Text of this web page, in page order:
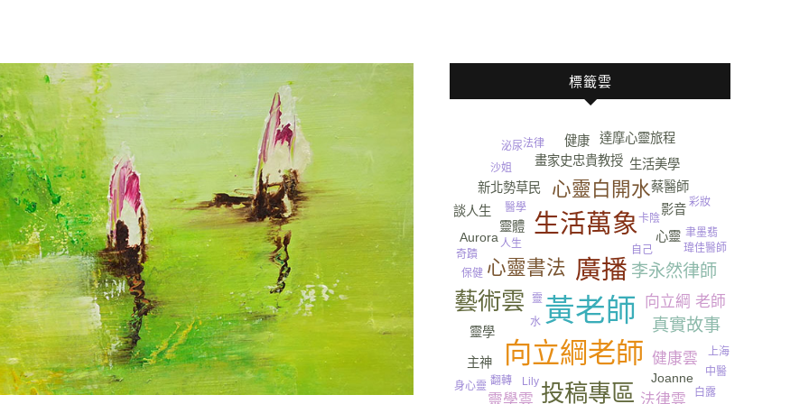
標籤雲
黃老師
向立綱老師
廣播
生活萬象
投稿專區
藝術雲
心靈白開水
心靈書法 李永然律師
真實故事
健康雲
靈學雲
向立綱 老師
法律雲
心靈
靈體
畫家史忠貴教授
Joanne
新北勢草民
靈學
蔡醫師
主神
影音
談人生
生活美學
Aurora
健康 達摩心靈旅程
保健
上海
Lily
白露
翻轉
沙姐
醫學
瑋佳醫師
聿墨翡
法律
彩妝
中醫
身心靈
靈
奇蹟
泌尿
人生
卡陰
自己
水